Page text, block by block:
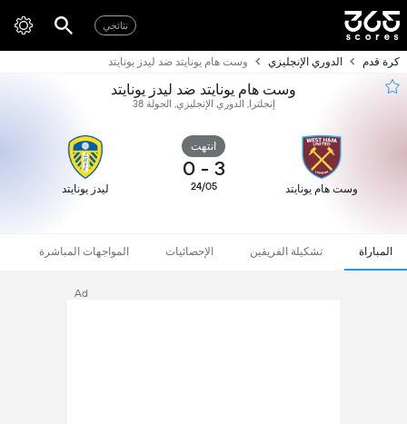
نتائجي
كرة قدم الدوري الإنجليزي وست هام يونايتد ضد ليدز يونايتد
وست هام يونايتد ضد ليدز يونايتد
إنجلترا, الدوري الإنجليزي, الجولة 38
وست هام يونايتد
انتهت
3
-
0
24/05 ليدز يونايتد
المباراة تشكيلة الفريقين الإحصائيات المواجهات المباشرة
Ad